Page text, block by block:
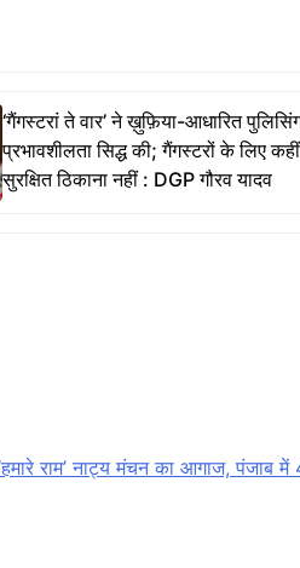
‘गैंगस्टरां ते वार’ ने ख़ुफ़िया-आधारित
प्रभावशीलता सिद्ध की; गैंगस्टरों के लिए
सुरक्षित ठिकाना नहीं : DGP गौरव यादव